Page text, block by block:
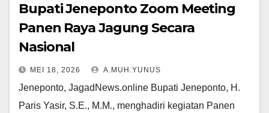
Bupati Jeneponto Zoom Meeting
Panen Raya Jagung Secara
Nasional
MEI 18, 2026 A.MUH.YUNUS
Jeneponto, JagadNews.online Bupati Jeneponto, H.
Paris Yasir, S.E., M.M., menghadiri kegiatan Panen